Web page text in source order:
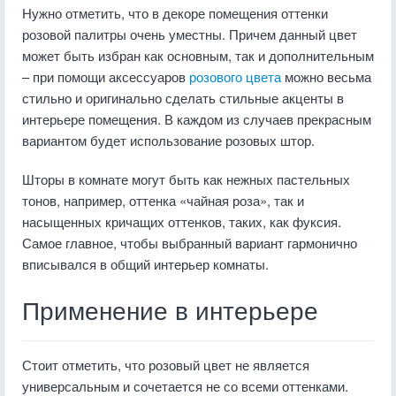
Нужно отметить, что в декоре помещения оттенки
розовой палитры очень уместны. Причем данный цвет
может быть избран как основным, так и дополнительным
– при помощи аксессуаров розового цвета можно весьма
стильно и оригинально сделать стильные акценты в
интерьере помещения. В каждом из случаев прекрасным
вариантом будет использование розовых штор.
Шторы в комнате могут быть как нежных пастельных
тонов, например, оттенка «чайная роза», так и
насыщенных кричащих оттенков, таких, как фуксия.
Самое главное, чтобы выбранный вариант гармонично
вписывался в общий интерьер комнаты.
Применение в интерьере
Стоит отметить, что розовый цвет не является
универсальным и сочетается не со всеми оттенками.